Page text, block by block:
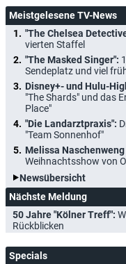
Meistgelesene TV-News
"The Chelsea
vierten Staffel
"The Masked Singer":
Sendeplatz und viel
Disney+- und Hulu-
"The Shards" und das
Place"
"Die Landarztpraxis":
"Team Sonnenhof"
Melissa
Weihnachtsshow von
Newsübersicht
Nächste Meldung
50 Jahre "Kölner Treff":
Rückblicken
Specials